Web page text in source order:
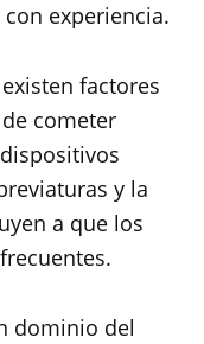
experiencia.
factores
cometer
y la
a que los
dominio del